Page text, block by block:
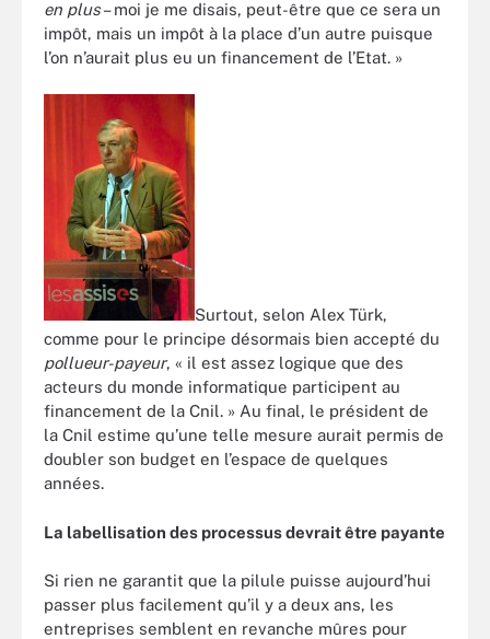
en plus– moi je me disais, peut-être que ce sera un
impôt, mais un impôt à la place d’un autre puisque
l’on n’aurait plus eu un financement de l’Etat. »
Surtout, selon Alex Türk,
comme pour le principe désormais bien accepté du
pollueur-payeur, « il est assez logique que des
acteurs du monde informatique participent au
financement de la Cnil. » Au final, le président de
la Cnil estime qu’une telle mesure aurait permis de
doubler son budget en l’espace de quelques
années.
La labellisation des processus devrait être payante
Si rien ne garantit que la pilule puisse aujourd’hui
passer plus facilement qu’il y a deux ans, les
entreprises semblent en revanche mûres pour